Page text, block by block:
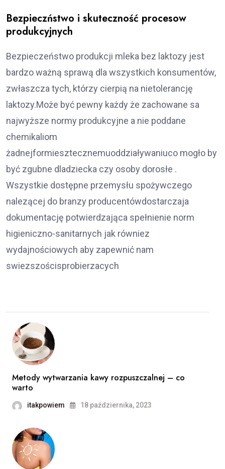
Bezpieczństwo i skuteczność procesow
produkcyjnych
Bezpieczeństwo produkcji mleka bez laktozy jest
bardzo ważną sprawą dla wszystkich konsumentów,
zwłaszcza tych, którzy cierpią na nietolerancję
laktozy.Może być pewny każdy że zachowane sa
najwyższe normy produkcyjne a nie poddane
chemikaliom
żadnejformiesztecznemuoddziaływaniuco mogło by
być zgubne dladziecka czy osoby dorosłe .
Wszystkie dostępne przemysłu spożywczego
nalezącej do branzy producentówdostarczaja
dokumentację potwierdzająca spełnienie norm
higieniczno-sanitarnych jak równiez
wydajnościowych aby zapewnić nam
swiezszościsprobierzacych
Metody wytwarzania kawy rozpuszczalnej – co
warto
itakpowiem 18 października, 2023